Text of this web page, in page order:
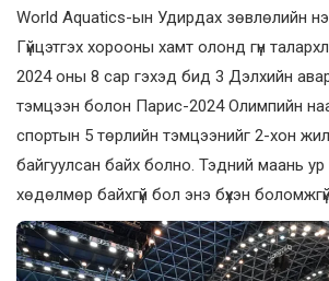
World Aquatics-ын Удирдах зөвлөлийн
Гүйцэтгэх хорооны хамт олонд гүн
2024 оны 8 сар гэхэд бид 3 Дэлхийн
тэмцээн болон Парис-2024 Олимпийн
спортын 5 төрлийн тэмцээнийг 2-хон
байгуулсан байх болно. Тэдний маань
хөдөлмөр байхгүй бол энэ бүхэн